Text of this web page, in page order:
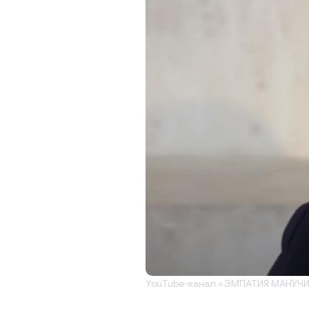
YouTube-канал «ЭМПАТИЯ